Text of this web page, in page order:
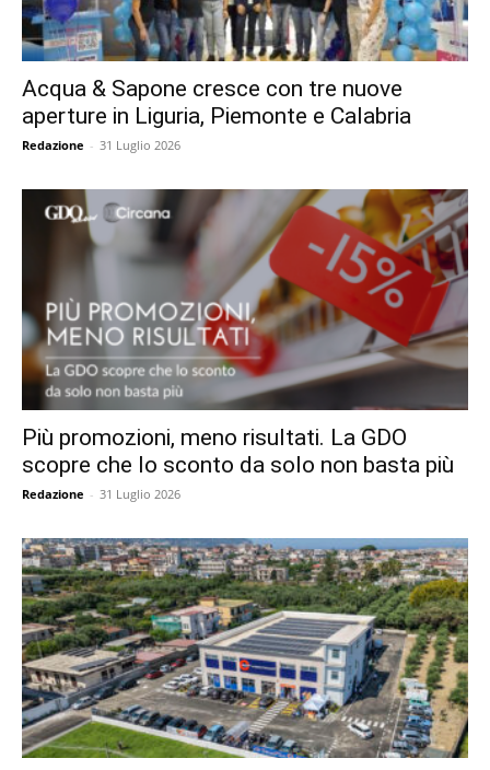
Acqua & Sapone cresce con tre nuove
aperture in Liguria, Piemonte e Calabria
Redazione - 31 Luglio 2026
Più promozioni, meno risultati. La GDO
scopre che lo sconto da solo non basta più
Redazione - 31 Luglio 2026